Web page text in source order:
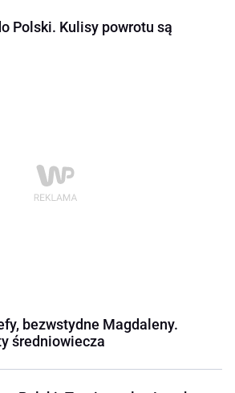
Polski. Kulisy powrotu są
bezwstydne Magdaleny.
średniowiecza